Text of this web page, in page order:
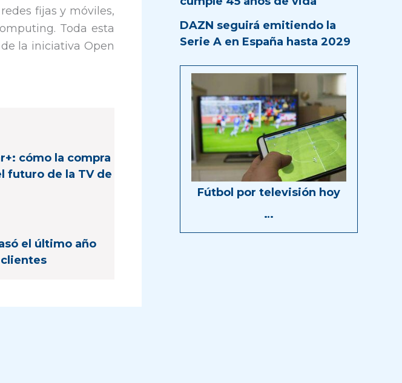
fijas y móviles,
Toda esta
la iniciativa Open
cómo la compra
futuro de la TV de
el último año
DAZN seguirá emitiendo la
Serie A en España hasta 2029
Fútbol por televisión hoy
…